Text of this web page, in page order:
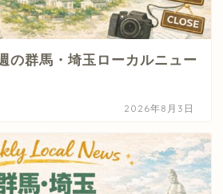
の群馬・埼玉ローカルニュー
2026年8月3日